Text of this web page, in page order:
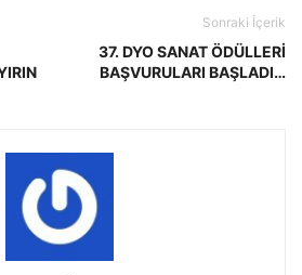
Sonraki İçerik
37. DYO SANAT ÖDÜLLERİ
BAŞVURULARI BAŞLADI…